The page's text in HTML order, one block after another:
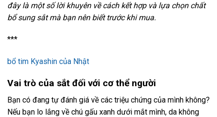
đây là một số lời khuyên về cách kết hợp và lựa chọn chất
bổ sung sắt mà bạn nên biết trước khi mua.
***
bổ tim Kyashin của Nhật
Vai trò của sắt đối với cơ thể người
Bạn có đang tự đánh giá về các triệu chứng của mình không?
Nếu bạn lo lắng về chú gấu xanh dưới mắt mình, da không